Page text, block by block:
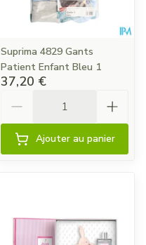
Suprima 4829 Gants
Patient Enfant Bleu 1
37,20 €
Ajouter au panier